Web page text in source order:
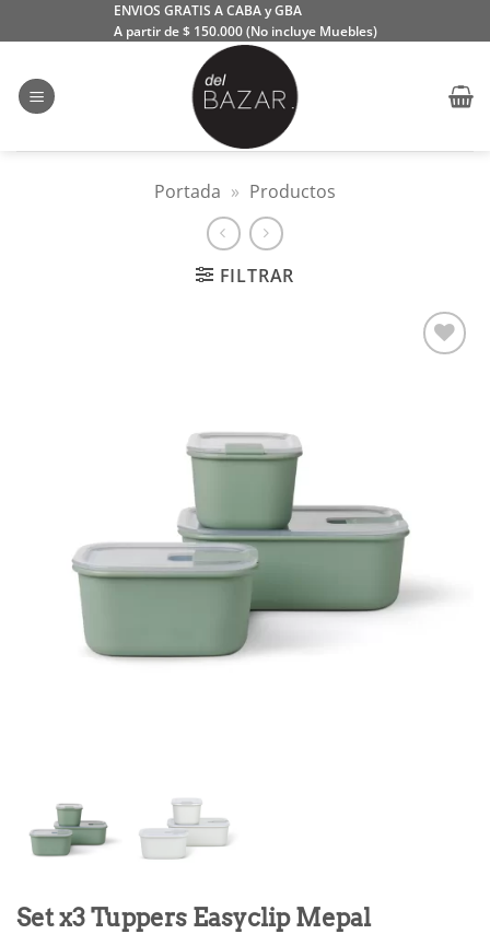
al
ENVIOS GRATIS A CABA y GBA
A partir de $ 150.000 (No incluye Muebles)
Portada » Productos
FILTRAR
Set x3 Tuppers Easyclip Mepal